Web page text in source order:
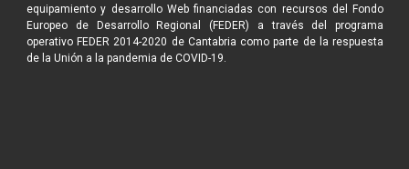
equipamiento y desarrollo Web financiadas con recursos del Fondo
Europeo de Desarrollo Regional (FEDER) a través del programa
operativo FEDER 2014-2020 de Cantabria como parte de la respuesta
de la Unión a la pandemia de COVID-19.